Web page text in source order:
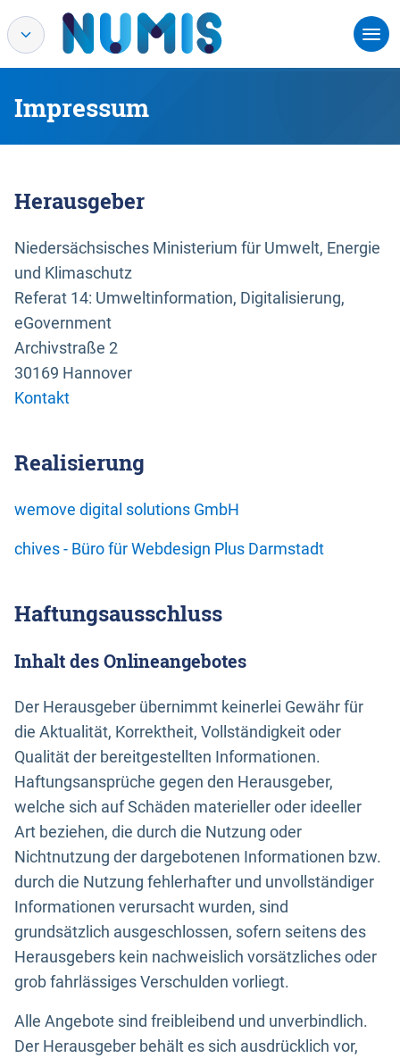
Impressum
Herausgeber
Niedersächsisches Ministerium für Umwelt, Energie
und Klimaschutz
Referat 14: Umweltinformation, Digitalisierung,
eGovernment
Archivstraße 2
30169 Hannover
Kontakt
Realisierung
wemove digital solutions GmbH
chives - Büro für Webdesign Plus Darmstadt
Haftungsausschluss
Inhalt des Onlineangebotes
Der Herausgeber übernimmt keinerlei Gewähr für
die Aktualität, Korrektheit, Vollständigkeit oder
Qualität der bereitgestellten Informationen.
Haftungsansprüche gegen den Herausgeber,
welche sich auf Schäden materieller oder ideeller
Art beziehen, die durch die Nutzung oder
Nichtnutzung der dargebotenen Informationen bzw.
durch die Nutzung fehlerhafter und unvollständiger
Informationen verursacht wurden, sind
grundsätzlich ausgeschlossen, sofern seitens des
Herausgebers kein nachweislich vorsätzliches oder
grob fahrlässiges Verschulden vorliegt.
Alle Angebote sind freibleibend und unverbindlich.
Der Herausgeber behält es sich ausdrücklich vor,